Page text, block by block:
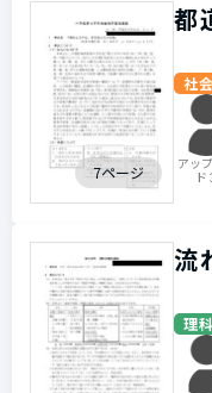
7ページ
都
社会
アップ
ド
流
理科